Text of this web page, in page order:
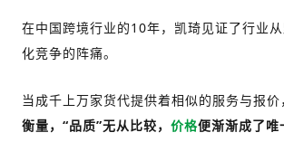
在中国跨境行业的10年，凯琦见证了行业
化竞争的阵痛。
当成千上万家货代提供着相似的服务与报价
衡量，“品质”无从比较， 价格便渐渐成了唯